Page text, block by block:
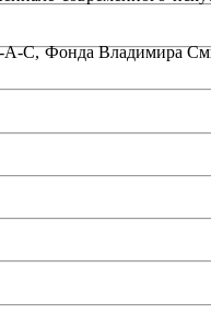
A-C, Фонда Владимира